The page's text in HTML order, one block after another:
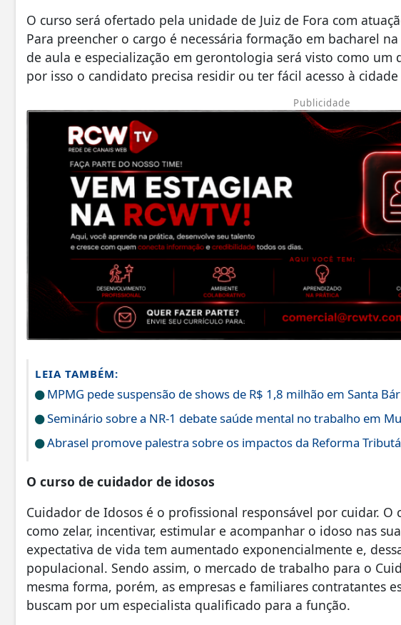
O curso será ofertado pela unidade de Juiz de Fora com
Para preencher o cargo é necessária formação em bacharel
de aula e especialização em gerontologia será visto como um
por isso o candidato precisa residir ou ter fácil acesso à
Publicidade
LEIA TAMBÉM:
MPMG pede suspensão de shows de R$ 1,8 milhão em Santa
Seminário sobre a NR-1 debate saúde mental no trabalho em
Abrasel promove palestra sobre os impactos da Reforma
O curso de cuidador de idosos
Cuidador de Idosos é o profissional responsável por cuidar. O
como zelar, incentivar, estimular e acompanhar o idoso nas
expectativa de vida tem aumentado exponencialmente e,
populacional. Sendo assim, o mercado de trabalho para o
mesma forma, porém, as empresas e familiares contratantes
buscam por um especialista qualificado para a função.